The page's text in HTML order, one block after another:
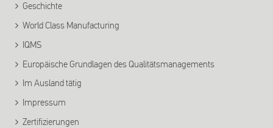
Geschichte
World Class Manufacturing
IQMS
Europäische Grundlagen des Qualitätsmanagements
Im Ausland tätig
Impressum
Zertifizierungen